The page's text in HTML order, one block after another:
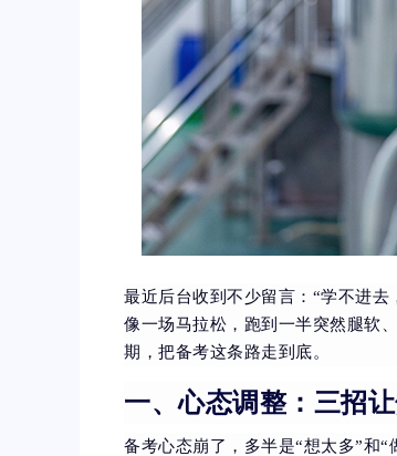
最近后台收到不少留言：“学不进
像一场马拉松，跑到一半突然腿软
期，把备考这条路走到底。
一、心态调整：三招
备考心态崩了，多半是“想太多”和“